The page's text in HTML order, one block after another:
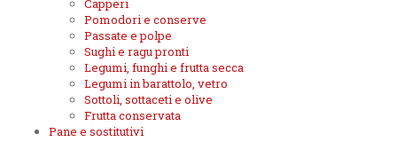
Capperi
Pomodori e conserve
Passate e polpe
Sughi e ragu pronti
Legumi, funghi e frutta secca
Legumi in barattolo, vetro
Sottoli, sottaceti e olive
Frutta conservata
Pane e sostitutivi